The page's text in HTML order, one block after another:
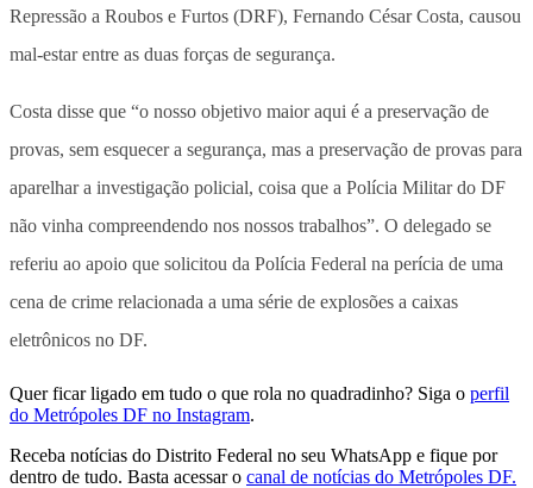
Repressão a Roubos e Furtos (DRF), Fernando César Costa, causou
mal-estar entre as duas forças de segurança.
Costa disse que “o nosso objetivo maior aqui é a preservação de
provas, sem esquecer a segurança, mas a preservação de provas para
aparelhar a investigação policial, coisa que a Polícia Militar do DF
não vinha compreendendo nos nossos trabalhos”. O delegado se
referiu ao apoio que solicitou da Polícia Federal na perícia de uma
cena de crime relacionada a uma série de explosões a caixas
eletrônicos no DF.
Quer ficar ligado em tudo o que rola no quadradinho? Siga o perfil
do Metrópoles DF no Instagram.
Receba notícias do Distrito Federal no seu WhatsApp e fique por
dentro de tudo. Basta acessar o canal de notícias do Metrópoles DF.